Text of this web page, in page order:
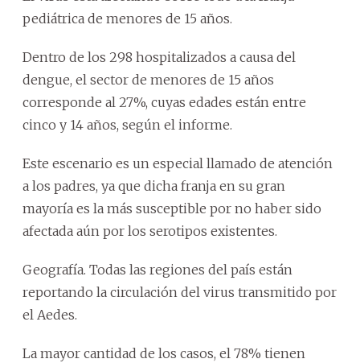
pediátrica de menores de 15 años.
Dentro de los 298 hospitalizados a causa del
dengue, el sector de menores de 15 años
corresponde al 27%, cuyas edades están entre
cinco y 14 años, según el informe.
Este escenario es un especial llamado de atención
a los padres, ya que dicha franja en su gran
mayoría es la más susceptible por no haber sido
afectada aún por los serotipos existentes.
Geografía. Todas las regiones del país están
reportando la circulación del virus transmitido por
el Aedes.
La mayor cantidad de los casos, el 78% tienen